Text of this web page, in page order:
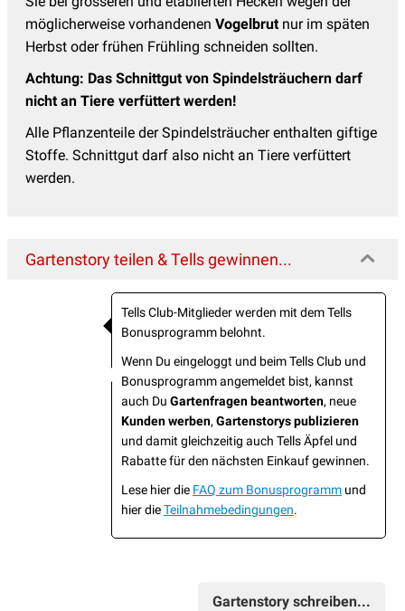
möglicherweise vorhandenen Vogelbrut nur im späten
Herbst oder frühen Frühling schneiden sollten.
Achtung: Das Schnittgut von Spindelsträuchern darf
nicht an Tiere verfüttert werden!
Alle Pflanzenteile der Spindelsträucher enthalten giftige
Stoffe. Schnittgut darf also nicht an Tiere verfüttert
werden.
Gartenstory teilen & Tells gewinnen...
Tells Club-Mitglieder werden mit dem Tells
Bonusprogramm belohnt.
Wenn Du eingeloggt und beim Tells Club und
Bonusprogramm angemeldet bist, kannst
auch Du Gartenfragen beantworten, neue
Kunden werben, Gartenstorys publizieren
und damit gleichzeitig auch Tells Äpfel und
Rabatte für den nächsten Einkauf gewinnen.
Lese hier die FAQ zum Bonusprogramm und
hier dieTeilnahmebedingungen.
Gartenstory schreiben...